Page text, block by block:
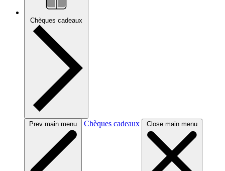
Chèques cadeaux
Prev main menu Chèques cadeaux Close main menu